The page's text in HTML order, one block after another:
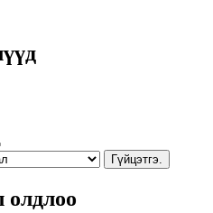
Гүйцэтгэ.
олдлоо